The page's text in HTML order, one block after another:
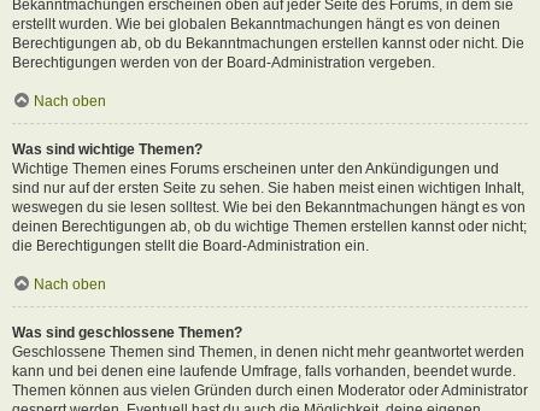
Bekanntmachungen erscheinen oben auf jeder Seite des Forums, in dem sie
erstellt wurden. Wie bei globalen Bekanntmachungen hängt es von deinen
Berechtigungen ab, ob du Bekanntmachungen erstellen kannst oder nicht. Die
Berechtigungen werden von der Board-Administration vergeben.
Nach oben
Was sind wichtige Themen?
Wichtige Themen eines Forums erscheinen unter den Ankündigungen und
sind nur auf der ersten Seite zu sehen. Sie haben meist einen wichtigen Inhalt,
weswegen du sie lesen solltest. Wie bei den Bekanntmachungen hängt es von
deinen Berechtigungen ab, ob du wichtige Themen erstellen kannst oder nicht;
die Berechtigungen stellt die Board-Administration ein.
Nach oben
Was sind geschlossene Themen?
Geschlossene Themen sind Themen, in denen nicht mehr geantwortet werden
kann und bei denen eine laufende Umfrage, falls vorhanden, beendet wurde.
Themen können aus vielen Gründen durch einen Moderator oder Administrator